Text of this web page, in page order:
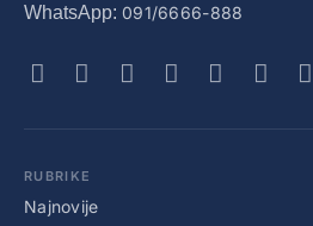
WhatsApp: 091/6666-888
RUBRIKE
Najnovije